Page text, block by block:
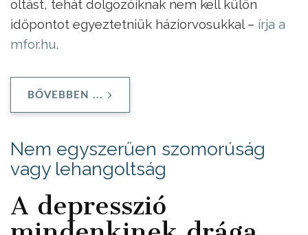
oltást, tehát dolgozóiknak nem kell külön
időpontot egyeztetniük háziorvosukkal – írja a
mfor.hu.
BŐVEBBEN ...
Nem egyszerűen szomorúság
vagy lehangoltság
A depresszió